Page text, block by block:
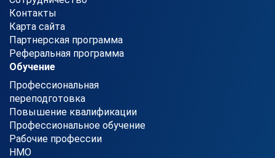
Контакты
Карта сайта
Партнерская программа
Реферальная программа
Обучение
Профессиональная
переподготовка
Повышение квалификации
Профессиональное обучение
Рабочие профессии
НМО